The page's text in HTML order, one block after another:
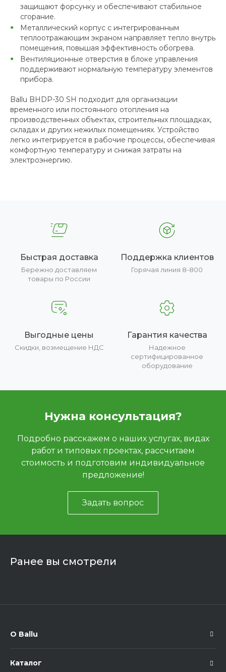
защищают форсунку и обеспечивают стабильное
сгорание.
Металлический корпус с интегрированным
теплоотражающим экраном направляет тепло внутрь
помещения, повышая эффективность обогрева.
Вентиляционные отверстия в блоке управления
поддерживают нормальную температуру элементов
прибора.
Ballu BHDP-30 SH подходит для организации
временного или постоянного отопления на
производственных объектах, строительных площадках,
складах и других нежилых помещениях. Устройство
легко интегрируется в рабочие процессы, обеспечивая
комфортную температуру и снижая затраты на
электроэнергию.
Быстрая доставка
Бережно доставляем
товары по России
Поддержка клиентов
Горячая линия 8-800
Выгодные цены
Скидки, возмещение НДС
Гарантия качества
Надежное
сертифицированное
оборудование
Нужна консультация?
Подробно расскажем о наших услугах, видах
работ и типовых проектах, рассчитаем
стоимость и подготовим индивидуальное
предложение!
Задать вопрос
Ранее вы смотрели
О Ballu
Каталог